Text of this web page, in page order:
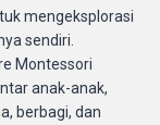
mengeksplorasi
sendiri.
Montessori
anak-anak,
berbagi, dan